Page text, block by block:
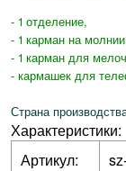
- 1 отделение,
- 1 карман на
- 1 карман для
- кармашек для
Страна
Характеристики:
Артикул: